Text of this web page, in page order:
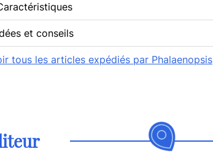
et conseils
tous les articles expédiés par Phalaenopsis